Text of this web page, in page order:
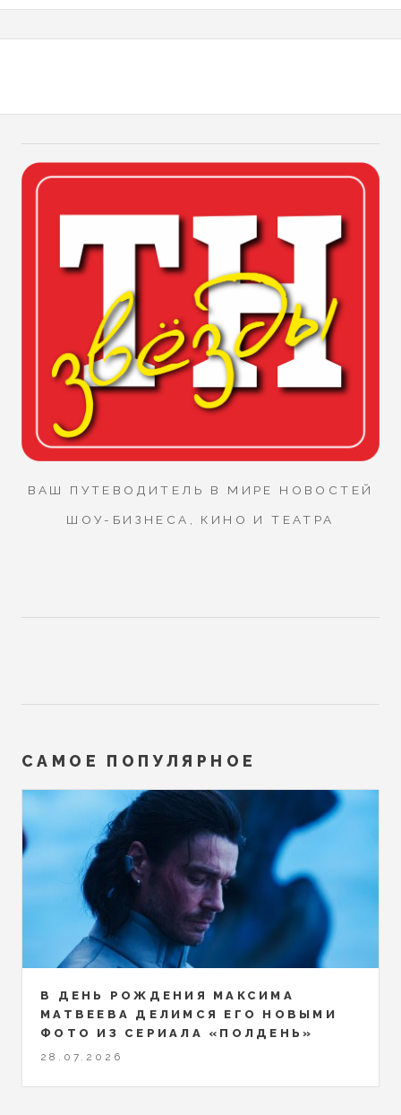
ВАШ ПУТЕВОДИТЕЛЬ В МИРЕ НОВОСТЕЙ
ШОУ-БИЗНЕСА, КИНО И ТЕАТРА
САМОЕ ПОПУЛЯРНОЕ
В ДЕНЬ РОЖДЕНИЯ МАКСИМА
МАТВЕЕВА ДЕЛИМСЯ ЕГО НОВЫМИ
ФОТО ИЗ СЕРИАЛА «ПОЛДЕНЬ»
28.07.2026